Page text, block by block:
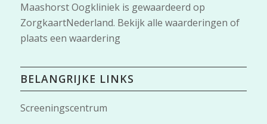
Maashorst Oogkliniekis gewaardeerd op
ZorgkaartNederland. Bekijk alle waarderingen of
plaats een waardering
BELANGRIJKE LINKS
Screeningscentrum